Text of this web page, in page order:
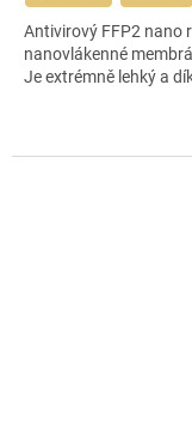
Antivirový FFP2 nano
nanovlákenné
Je extrémně lehký a